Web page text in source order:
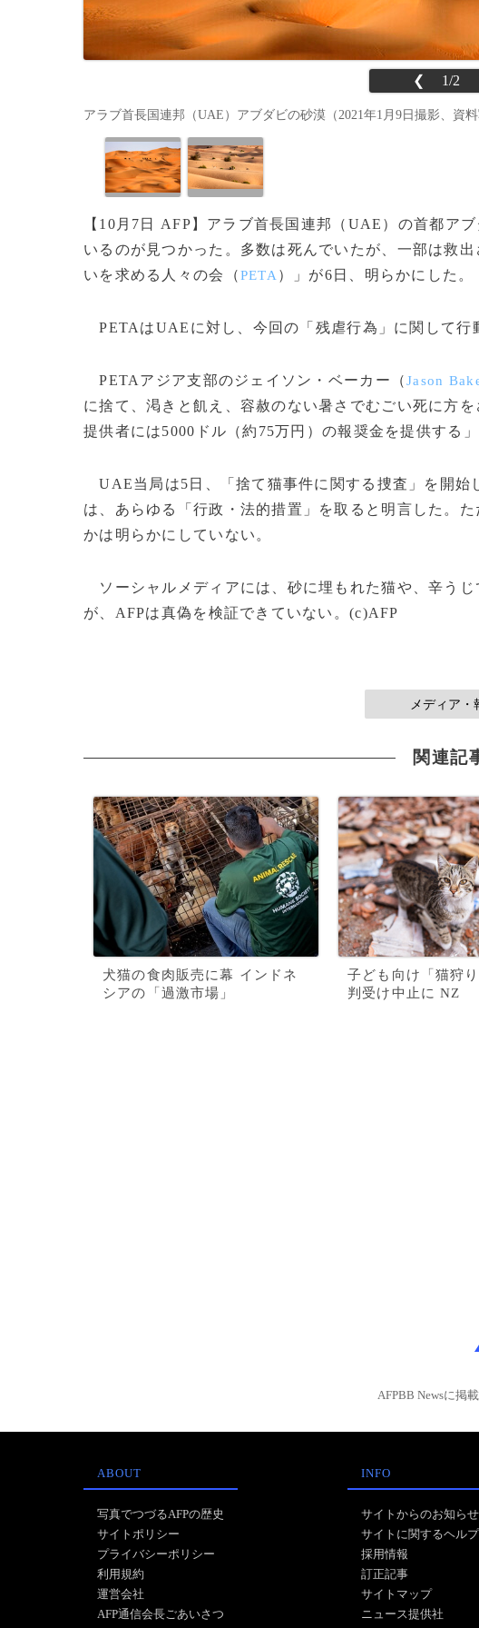
❮ 1/2
アラブ首長国連邦（UAE）アブダビの砂漠（2021年1月9日撮影、資
【10月7日 AFP】アラブ首長国連邦（UAE）の首都ア
いるのが見つかった。多数は死んでいたが、一部は救
いを求める人々の会（PETA ）」が6日、明らかにした。
PETAはUAEに対し、今回の「残虐行為」に関して行
PETAアジア支部のジェイソン・ベーカー（Jason
に捨て、渇きと飢え、容赦のない暑さでむごい死に方
提供者には5000ドル（約75万円）の報奨金を提供する」
UAE当局は5日、「捨て猫事件に関する捜査」を開始
は、あらゆる「行政・法的措置」を取ると明言した。
かは明らかにしていない。
ソーシャルメディアには、砂に埋もれた猫や、辛う
が、AFPは真偽を検証できていない。(c)AFP
メディア
関連記
犬猫の食肉販売に幕 インドネ
シアの「過激市場」
子ども向け「猫狩
判受け中止に NZ
AFPBB Newsに掲
ABOUT
写真でつづるAFPの歴史
サイトポリシー
プライバシーポリシー
利用規約
運営会社
AFP通信会長ごあいさつ
INFO
サイトからのお知らせ
サイトに関するヘルプ
採用情報
訂正記事
サイトマップ
ニュース提供社